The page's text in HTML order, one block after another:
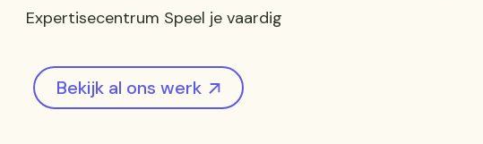
Expertisecentrum Speel je vaardig
Bekijk al ons werk